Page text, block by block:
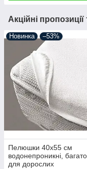
Акційні
Новинка –53%
Пелюшки 40х55 см
водонепроникні,
для дорослих